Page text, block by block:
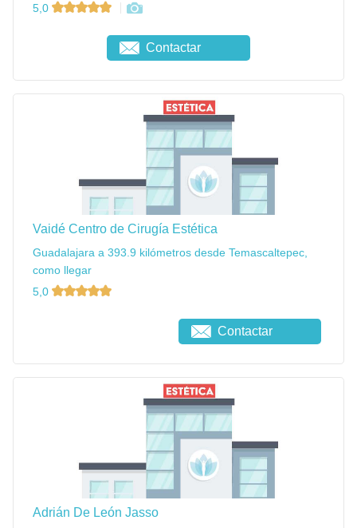
5,0
Contactar
Vaidé Centro de Cirugía Estética
Guadalajara a 393.9 kilómetros desde Temascaltepec,
como llegar
5,0
Contactar
Adrián De León Jasso